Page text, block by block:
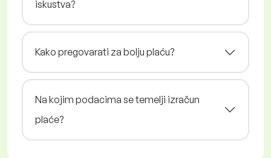
iskustva?
Kako pregovarati za bolju plaću?
Na kojim podacima se temelji izračun
plaće?